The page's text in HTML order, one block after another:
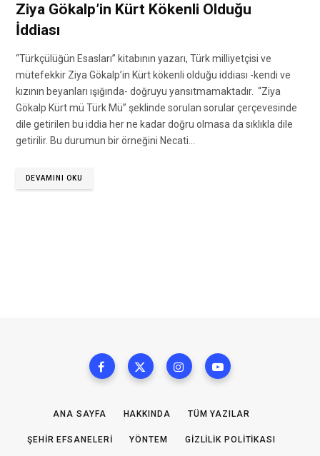
Ziya Gökalp’in Kürt Kökenli Olduğu
İddiası
“Türkçülüğün Esasları” kitabının yazarı, Türk milliyetçisi ve
mütefekkir Ziya Gökalp’in Kürt kökenli olduğu iddiası -kendi ve
kızının beyanları ışığında- doğruyu yansıtmamaktadır. “Ziya
Gökalp Kürt mü Türk Mü” şeklinde sorulan sorular çerçevesinde
dile getirilen bu iddia her ne kadar doğru olmasa da sıklıkla dile
getirilir. Bu durumun bir örneğini Necati…
DEVAMINI OKU
ANA SAYFA HAKKINDA TÜM YAZILAR
ŞEHIR EFSANELERI YÖNTEM GIZLILIK POLITIKASI